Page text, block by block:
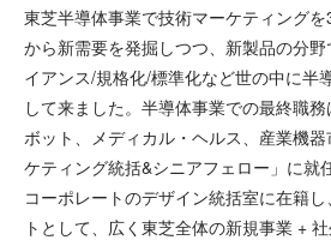
東芝半導体事業で技術マーケティング
から新需要を発掘しつつ、新製品の分
イアンス/規格化/標準化など世の中に半
して来ました。半導体事業での最終職
ボット、メディカル・ヘルス、産業機
ケティング統括&シニアフェロー」に就
コーポレートのデザイン統括室に在籍
トとして、広く東芝全体の新規事業 +